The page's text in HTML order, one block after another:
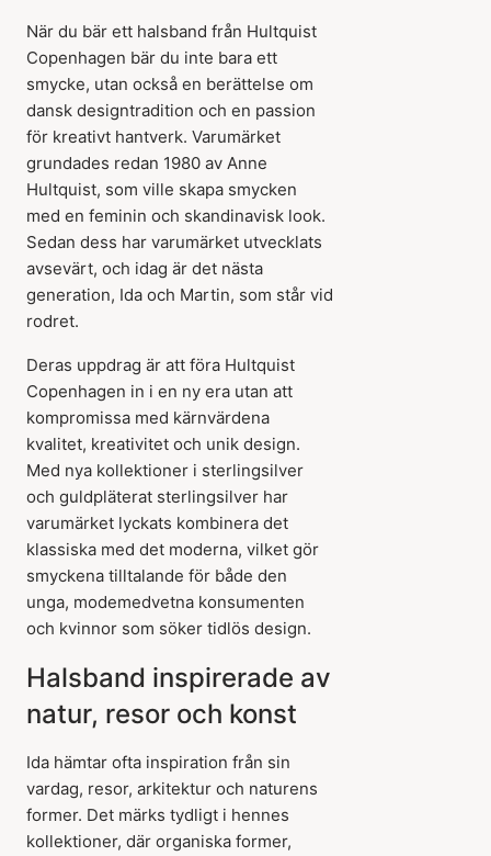
När du bär ett halsband från Hultquist
Copenhagen bär du inte bara ett
smycke, utan också en berättelse om
dansk designtradition och en passion
för kreativt hantverk. Varumärket
grundades redan 1980 av Anne
Hultquist, som ville skapa smycken
med en feminin och skandinavisk look.
Sedan dess har varumärket utvecklats
avsevärt, och idag är det nästa
generation, Ida och Martin, som står vid
rodret.
Deras uppdrag är att föra Hultquist
Copenhagen in i en ny era utan att
kompromissa med kärnvärdena
kvalitet, kreativitet och unik design.
Med nya kollektioner i sterlingsilver
och guldpläterat sterlingsilver har
varumärket lyckats kombinera det
klassiska med det moderna, vilket gör
smyckena tilltalande för både den
unga, modemedvetna konsumenten
och kvinnor som söker tidlös design.
Halsband inspirerade av
natur, resor och konst
Ida hämtar ofta inspiration från sin
vardag, resor, arkitektur och naturens
former. Det märks tydligt i hennes
kollektioner, där organiska former,